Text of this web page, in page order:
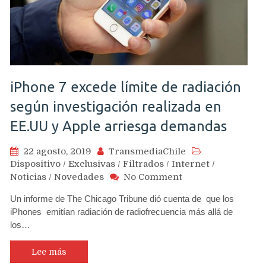
iPhone 7 excede límite de radiación
según investigación realizada en
EE.UU y Apple arriesga demandas
22 agosto, 2019
TransmediaChile
Dispositivo / Exclusivas / Filtrados / Internet /
Noticias / Novedades No Commenton
7
excede
Un informe de The Chicago Tribune dió cuenta de que los
iPhones emitían radiación de radiofrecuencia más allá de
los…
Lee más